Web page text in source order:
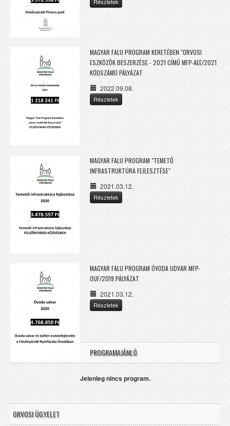
MAGYAR FALU PROGRAM KERETÉBEN "ORVOSI
ESZKÖZÖK BESZERZÉSE - 2021 CÍMŰ MFP-AEE/2021
KÓDSZÁMÚ PÁLYÁZAT
2022.09.08.
Részletek
MAGYAR FALU PROGRAM "TEMETŐ
INFRASTRUKTÚRA FEJLESZTÉSE"
2021.03.12.
Részletek
MAGYAR FALU PROGRAM ÓVODA UDVAR MFP-
OUF/2019.PÁLYÁZAT
2021.03.12.
Részletek
PROGRAMAJÁNLÓ
Jelenleg nincs program.
ORVOSI ÜGYELET